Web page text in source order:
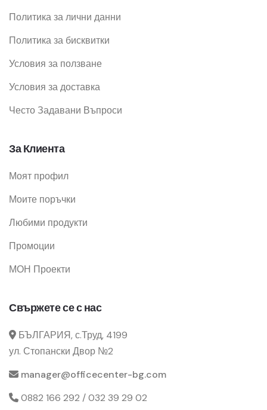
Политика за лични данни
Политика за бисквитки
Условия за ползване
Условия за доставка
Често Задавани Въпроси
За Клиента
Моят профил
Моите поръчки
Любими продукти
Промоции
МОН Проекти
Свържете се с нас
БЪЛГАРИЯ, с.Труд, 4199
ул. Стопански Двор №2
manager@officecenter-bg.com
0882 166 292 / 032 39 29 02